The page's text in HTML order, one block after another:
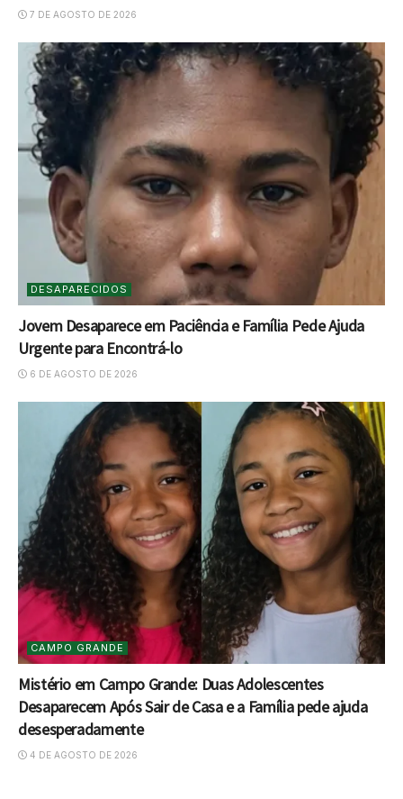
7 DE AGOSTO DE 2026
DESAPARECIDOS
Jovem Desaparece em Paciência e Família Pede Ajuda
Urgente para Encontrá-lo
6 DE AGOSTO DE 2026
CAMPO GRANDE
Mistério em Campo Grande: Duas Adolescentes
Desaparecem Após Sair de Casa e a Família pede ajuda
desesperadamente
4 DE AGOSTO DE 2026